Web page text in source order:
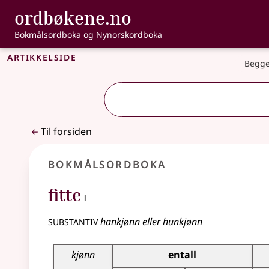
Gå til hovedinnhold
Tilgjengelighet
ordbøkene.no
Bokmålsordboka og Nynorskordboka
Artikkelside
Til forsiden
Bokmålsordboka
fitte I
substantivhankjønn eller hunkjønn
Bøyingstabell for dette substantivet
kjønn entall